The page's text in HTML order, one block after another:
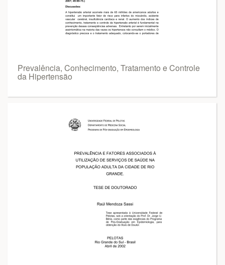
Prevalência, Conhecimento, Tratamento e Controle
da Hipertensão